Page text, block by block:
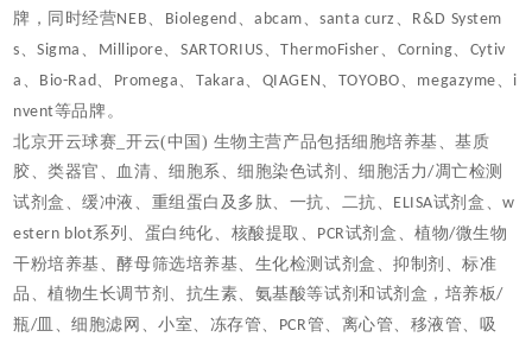
牌，同时经营NEB、 Biolegend、abcam、santa curz 、 R&D System
s、Sigma 、 Millipore、SARTORIUS、ThermoFisher、 Corning、 Cytiv
a 、 Bio-Rad、 Promega、 Takara、 QIAGEN、 TOYOBO、 megazyme、 i
nvent等品牌。
北京开云球赛_开云(中国) 生物主营产品包括细胞培养基、基质
胶、类器官、血清、细胞系、细胞染色试剂、细胞活力/凋亡检测
试剂盒、缓冲液、重组蛋白及多肽、一抗、二抗、 ELISA试剂盒、w
estern blot系列、蛋白纯化、 核酸提取、 PCR试剂盒、植物/微生物
干粉培养基、酵母筛选培养基、生化检测试剂盒、抑制剂、标准
品、植物生长调节剂、抗生素、氨基酸等试剂和试剂盒，培养板/
瓶/皿、细胞滤网、小室、冻存管、 PCR管、离心管、移液管、吸